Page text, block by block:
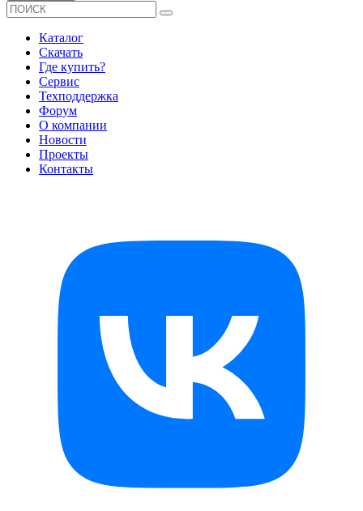
Каталог
Скачать
Где купить?
Сервис
Техподдержка
Форум
О компании
Новости
Проекты
Контакты